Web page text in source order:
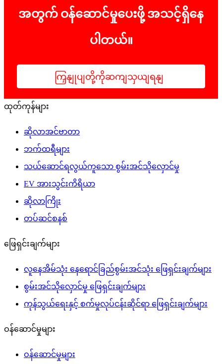
အတွက် ဝန်ဆောင်မှုပေးဖို့ အသင့်ရှိနေ
ပါတယ်။
ကြှနျုပျတို့ကိုဆကျသှယျရနျ
ထုတ်ကုန်များ
ဆိုလာအင်ဗာတာ
ဘက်ထရီများ
သယ်ဆောင်ရလွယ်ကူသော စွမ်းအင်သိုလှောင်မှု
EV အားသွင်းကိရိယာ
ဆိုလာကြိုး
တပ်ဆင်စနစ်
ဖြေရှင်းချက်များ
လူနေအိမ်သုံး နေရောင်ခြည်စွမ်းအင်သုံး ဖြေရှင်းချက်များ
စွမ်းအင်သိုလှောင်မှု ဖြေရှင်းချက်များ
ကုန်သွယ်ရေးနှင့် စက်မှုလုပ်ငန်းဆိုင်ရာ ဖြေရှင်းချက်များ
ဝန်ဆောင်မှုများ
ဝန်ဆောင်မှုများ